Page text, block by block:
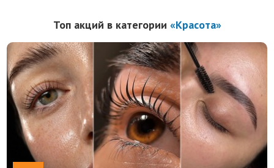
Топ акций в категории «Красота»